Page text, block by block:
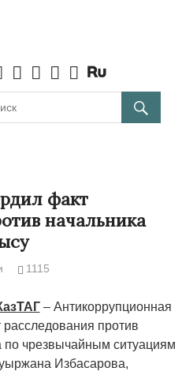
факт
начальника
1115
– Антикоррупционная
против
по чрезвычайным ситуациям
Избасарова,